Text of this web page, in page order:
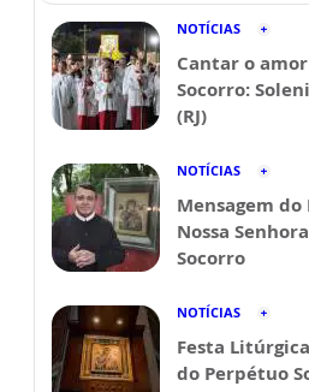
NOTÍCIAS
Cantar o
Socorro:
(RJ)
NOTÍCIAS
Mensagem
Nossa
Socorro
NOTÍCIAS
Festa
do Perpétuo